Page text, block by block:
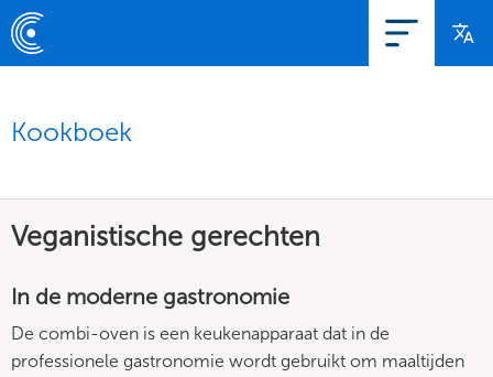
Kookboek
Veganistische gerechten
In de moderne gastronomie
De combi-oven is een keukenapparaat dat in de
professionele gastronomie wordt gebruikt om maaltijden